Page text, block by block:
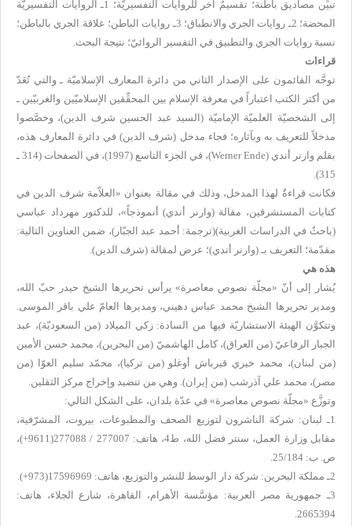
تبيِّن مصاديق باطنة؛ تقسيمٌ آخر للروايات التفسيريّة؛ 1ـ الروايات
التفسيريّة
المحضة؛ 2ـ روايات الجري والانطباق؛ 3ـ روايات الباطن؛ علاقة الجري بالباطن؛
نسبة روايات الجري والتطبيق في التفسير الروائيّ؛ نتيجة البحث.
قراءات
توجَّه القائمون على الإصدار الثاني من دائرة المعارف الإسلاميّة ـ والتي تُعَدّ
من أكثر الكتب اعتباراً في معرفة الإسلام بين المحقِّقين الإسلاميّين والغربيّين ـ
إلى الشخصيّة العلميّة الإماميّة (السيد عبد الحسين شرف الدين)، وخصَّصوا
مدخلاً للتعريف به وبآثاره؛ فجاء مدخل (شرف الدين) في دائرة المعارف هذه،
بقلم وارنر أندي (Werner Ende
)، في الجزء التاسع (1997)، في الصفحات (314 ـ
315).
فكانت قراءةٌ لهذا المدخل، وذلك في مقالة بعنوان «العلاّمة شرف الدين في
كتابات المستشرقين، مقالة (وارنر أندي) أنموذجاً»، للدكتور مهرداد عباسي
(باحثٌ في الدراسات الغربية)(ترجمة: أحمد عبد الجبّار)، ضمن العناوين التالية:
مقدّمة؛ التعريف بـ (وارنر أندي)؛ عرض لمقالة (شرف الدين).
هذه هي
يُشار إلى أنّ «مجلّة نصوص معاصرة» يرأس تحريرها الشيخ حيدر حبّ الله،
ومدير تحريرها الشيخ محمد عباس دهيني، ومديرها العامّ علي باقر الموسى.
وتتكوَّن الهيئة الاستشاريّة فيها من السادة: زكي الميلاد (من السعوديّة)، عبد
الجبار الرفاعيّ (من العراق)، كامل الهاشميّ (من البحرين)، محمد حسن الأمين
(من لبنان)، محمد خيري قيرباش أوغلو (من تركيا)، محمّد سليم العوّا (من
مصر)، محمد علي آذرشب (من إيران). وهي من تنضيد وإخراج مركز الثقلين.
وتوزَّع «مجلّة نصوص معاصرة» في عدّة بلدان، على الشكل التالي:
1ـ لبنان: شركة الناشرون لتوزيع الصحف والمطبوعات، بيروت، المشرّفية،
مقابل وزارة العمل، سنتر فضل الله، ط4، هاتف: 277007 / 277088(9611+)،
ص. ب: 25/184.
2ـ مملكة البحرين: شركة دار الوسط للنشر والتوزيع، هاتف: 17596969(973+).
3ـ جمهورية مصر العربية: مؤسَّسة الأهرام، القاهرة، شارع الجلاء، هاتف:
2665394.